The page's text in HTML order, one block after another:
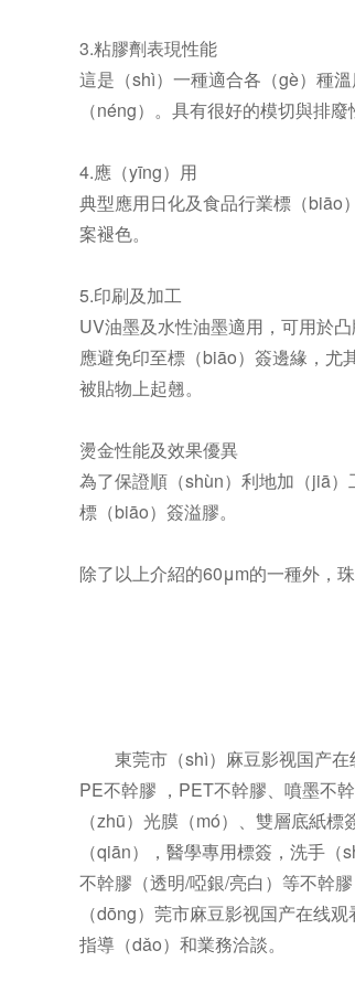
3.粘膠劑表現性能
這是（shì）一種適合各（gè）種
（néng）。具有很好的模切與排廢
4.應（yīng）用
典型應用日化及食品行業標（biāo
案褪色。
5.印刷及加工
UV油墨及水性油墨適用，可用於
應避免印至標（biāo）簽邊緣，尤
被貼物上起翹。
燙金性能及效果優異
為了保證順（shùn）利地加（jiā
標（biāo）簽溢膠。
除了以上介紹的60μm的一種外，
東莞市（shì）麻豆影视国产在
PE不幹膠 ，PET不幹膠、噴墨不
（zhū）光膜（mó）、雙層底紙
（qiān），醫學專用標簽，洗手
不幹膠（透明/啞銀/亮白）等不幹
（dōng）莞市麻豆影视国产在线
指導（dǎo）和業務洽談。